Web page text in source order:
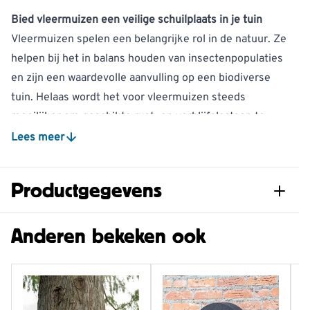
Bied vleermuizen een veilige schuilplaats in je tuin
Vleermuizen spelen een belangrijke rol in de natuur. Ze
helpen bij het in balans houden van insectenpopulaties
en zijn een waardevolle aanvulling op een biodiverse
tuin. Helaas wordt het voor vleermuizen steeds
moeilijker om geschikte rust- en verblijfplaatsen te
vinden. Door gebouwen beter te isoleren en oude
vleermuizen een veilige plek om te rusten en te
schuilen.
Deze duurzame vleermuiskast is speciaal ontworpen
waardoor vleermuizen eenvoudig grip hebben en
Lees meer
Productgegevens
Artikelnummer 914770119
Materiaal Hout (FSC® 100%)
Anderen bekeken ook